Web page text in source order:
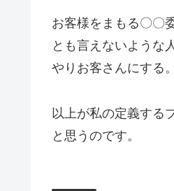
お客様をまもる〇〇
とも言えないような
やりお客さんにする。
以上が私の定義する
と思うのです。